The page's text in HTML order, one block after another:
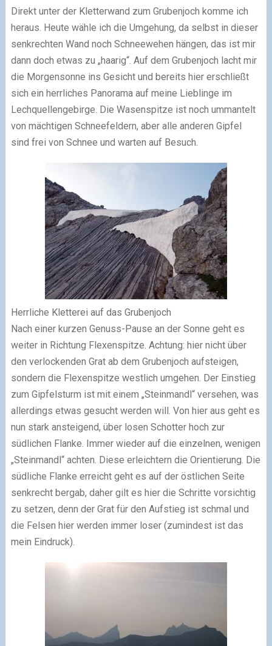
Direkt unter der Kletterwand zum Grubenjoch komme ich
heraus. Heute wähle ich die Umgehung, da selbst in dieser
senkrechten Wand noch Schneewehen hängen, das ist mir
dann doch etwas zu „haarig“. Auf dem Grubenjoch lacht mir
die Morgensonne ins Gesicht und bereits hier erschließt
sich ein herrliches Panorama auf meine Lieblinge im
Lechquellengebirge. Die Wasenspitze ist noch ummantelt
von mächtigen Schneefeldern, aber alle anderen Gipfel
sind frei von Schnee und warten auf Besuch.
Herrliche Kletterei auf das Grubenjoch
Nach einer kurzen Genuss-Pause an der Sonne geht es
weiter in Richtung Flexenspitze. Achtung: hier nicht über
den verlockenden Grat ab dem Grubenjoch aufsteigen,
sondern die Flexenspitze westlich umgehen. Der Einstieg
zum Gipfelsturm ist mit einem „Steinmandl“ versehen, was
allerdings etwas gesucht werden will. Von hier aus geht es
nun stark ansteigend, über losen Schotter hoch zur
südlichen Flanke. Immer wieder auf die einzelnen, wenigen
„Steinmandl“ achten. Diese erleichtern die Orientierung. Die
südliche Flanke erreicht geht es auf der östlichen Seite
senkrecht bergab, daher gilt es hier die Schritte vorsichtig
zu setzen, denn der Grat für den Aufstieg ist schmal und
die Felsen hier werden immer loser (zumindest ist das
mein Eindruck).